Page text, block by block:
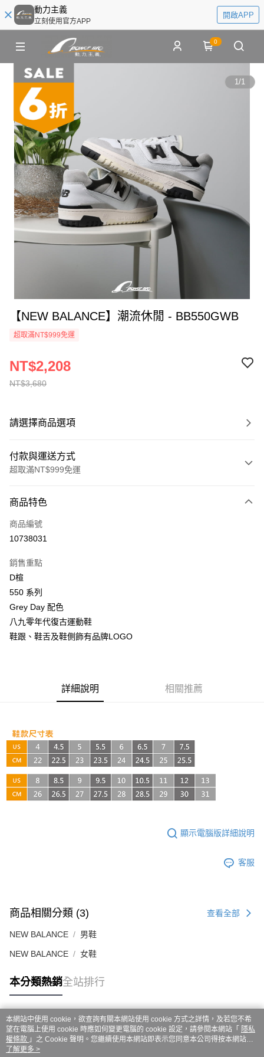
動力主義
立刻使用官方APP
開啟APP
0
1/1
【NEW BALANCE】潮流休閒 - BB550GWB
超取滿NT$999免運
NT$3,680
NT$2,208
請選擇商品選項
付款與運送方式
超取滿NT$999免運
信用卡一次付款
超商取貨付款
Apple Pay
街口支付
悠遊付
AFTEE先享後付
１．簡單：不需註冊會員、不需綁卡、不需儲值。
【「AFTEE先享後付」結帳流程】
１．於結帳方式選擇「AFTEE先享後付」後，將跳轉至「AFTEE先享後付」
結帳頁面，進行簡訊認證並確認金額後，即可完成結帳。
２．訂單成立數日內，您將收到繳費通知簡訊。
３．收到繳費通知簡訊後14天內，點擊此簡訊中的連結，可透過四大超商／
ATM／網路銀行／等多元方式進行付款，方視為交易完成。
※ 交易是否成功請以「AFTEE先享後付 」之結帳頁面顯示為準，若有關於
權轉讓予恩沛科技股份有限公司。
https://aftee.tw/terms/#terms3
「AFTEE先享後付」，若未經同意申辦者引起之損失，本公司不負相關責
４．使用「AFTEE先享後付」時，將依據個別帳號之用戶狀況，依本公司即
時審查核予不同之上限額度；若仍有額度不足之情形，本公司將視審查結果
請求用戶進行身份認證。
５．嚴禁一人註冊多個帳號或使用他人資訊註冊。若發現惡意使用之情形，
恩沛科技股份有限公司將有權停止該用戶之使用額度並採取法律行動。
每筆NT$60，滿NT$999(含以上)免運費
付款後全家取貨
每筆NT$60，滿NT$999(含以上)免運費
7-11取貨付款
商品特色
商品編號
10738031
銷售重點
D楦
550 系列
Grey Day 配色
八九零年代復古運動鞋
鞋跟、鞋舌及鞋側飾有品牌LOGO
詳細說明 相關推薦
顯示電腦版詳細說明
客服
商品相關分類 (3) 查看全部
NEW BALANCE 男鞋
NEW BALANCE 女鞋
本分類熱銷全站排行
熱門標籤
本網站中使用 cookie，欲查詢有關本網站使用 cookie 方式之詳情，及若您不希
望在電腦上使用 cookie 時應如何變更電腦的 cookie 設定，請參閱本網站「 隱私
權條款 」之 Cookie 聲明。您繼續使用本網站即表示您同意本公司得按本網站使
用條款之 Cookie 聲明使用 cookie。
了解更多 >